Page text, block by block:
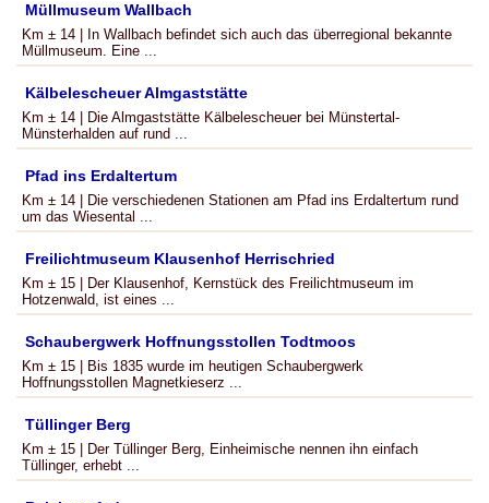
Müllmuseum Wallbach
Km ± 14 | In Wallbach befindet sich auch das überregional bekannte
Müllmuseum. Eine ...
Kälbelescheuer Almgaststätte
Km ± 14 | Die Almgaststätte Kälbelescheuer bei Münstertal-
Münsterhalden auf rund ...
Pfad ins Erdaltertum
Km ± 14 | Die verschiedenen Stationen am Pfad ins Erdaltertum rund
um das Wiesental ...
Freilichtmuseum Klausenhof Herrischried
Km ± 15 | Der Klausenhof, Kernstück des Freilichtmuseum im
Hotzenwald, ist eines ...
Schaubergwerk Hoffnungsstollen Todtmoos
Km ± 15 | Bis 1835 wurde im heutigen Schaubergwerk
Hoffnungsstollen Magnetkieserz ...
Tüllinger Berg
Km ± 15 | Der Tüllinger Berg, Einheimische nennen ihn einfach
Tüllinger, erhebt ...